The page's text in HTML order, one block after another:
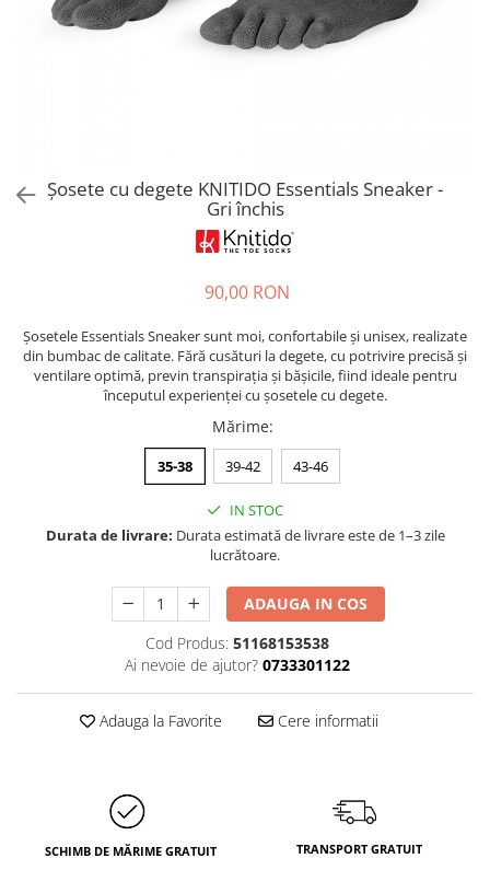
Șosete-pantofi
Reduceri
Șosete cu degete KNITIDO Essentials Sneaker -
Gri închis
90,00 RON
Șosetele Essentials Sneaker sunt moi, confortabile și unisex, realizate
din bumbac de calitate. Fără cusături la degete, cu potrivire precisă și
ventilare optimă, previn transpirația și bășicile, fiind ideale pentru
începutul experienței cu șosetele cu degete.
Mărime:
35-38 39-42 43-46
IN STOC
Durata de livrare: Durata estimată de livrare este de 1–3 zile
lucrătoare.
ADAUGA IN COS
Cod Produs: 51168153538
Ai nevoie de ajutor? 0733301122
Adauga la Favorite Cere informatii
SCHIMB DE MĂRIME GRATUIT TRANSPORT GRATUIT